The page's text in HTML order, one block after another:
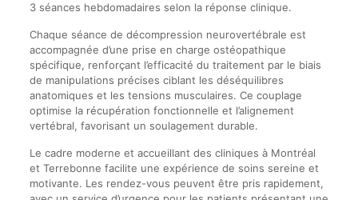
3 séances hebdomadaires selon la réponse clinique.
Chaque séance de décompression neurovertébrale est
accompagnée d’une prise en charge ostéopathique
spécifique, renforçant l’efficacité du traitement par le biais
de manipulations précises ciblant les déséquilibres
anatomiques et les tensions musculaires. Ce couplage
optimise la récupération fonctionnelle et l’alignement
vertébral, favorisant un soulagement durable.
Le cadre moderne et accueillant des cliniques à Montréal
et Terrebonne facilite une expérience de soins sereine et
motivante. Les rendez-vous peuvent être pris rapidement,